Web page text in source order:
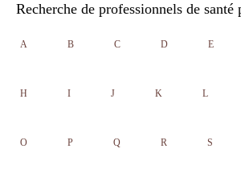
Recherche de professionnels de santé
A B C D E
H I J K L
O P Q R S